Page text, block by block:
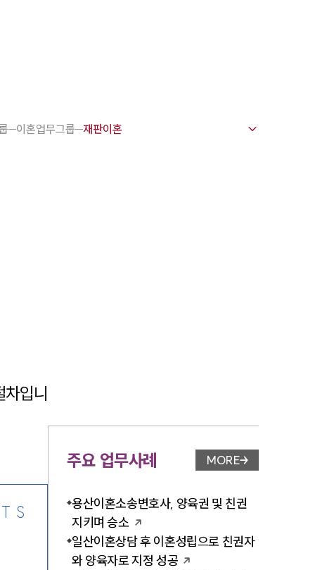
변호사
이혼업무그룹
입니
주요 업무사례 업무사례 페이지 이
MORE
용산이혼소송변호사, 양육권 및 친권
지키며 승소
일산이혼상담 후 이혼성립으로 친권자
와 양육자로 지정 성공